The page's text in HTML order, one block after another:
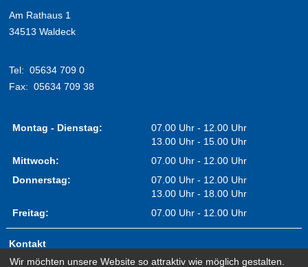
Am Rathaus 1
34513 Waldeck
Tel: 05634 709 0
Fax: 05634 709 38
Montag - Dienstag:
07.00 Uhr - 12.00 Uhr
13.00 Uhr - 15.00 Uhr
Mittwoch:
07.00 Uhr - 12.00 Uhr
Donnerstag:
07.00 Uhr - 12.00 Uhr
13.00 Uhr - 18.00 Uhr
Freitag:
07.00 Uhr - 12.00 Uhr
Kontakt
Impressum
Wir möchten unsere Website so attraktiv wie möglich gestalten.